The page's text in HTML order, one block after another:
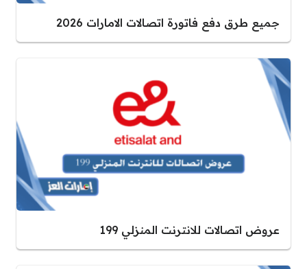
جميع طرق دفع فاتورة اتصالات الامارات 2026
عروض اتصالات للانترنت المنزلي 199